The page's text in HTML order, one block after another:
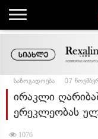
საზოგადოება 07
ირაკლი
ერეკლეობას
1076